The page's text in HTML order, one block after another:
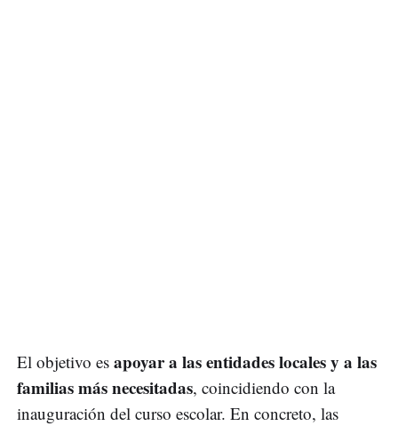
El objetivo es apoyar a las entidades locales y a las
familias más necesitadas, coincidiendo con la
inauguración del curso escolar. En concreto, las